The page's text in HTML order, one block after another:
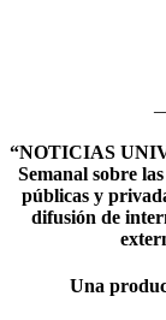
“NOTICIAS
Semanal sobre
públicas y
difusión de
Una